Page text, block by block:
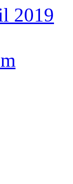
2019